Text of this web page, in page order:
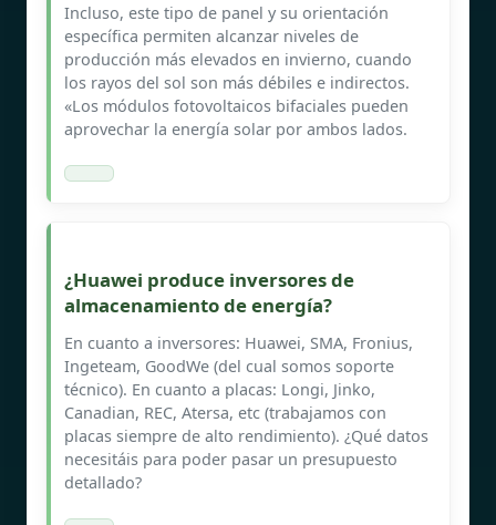
Incluso, este tipo de panel y su orientación
específica permiten alcanzar niveles de
producción más elevados en invierno, cuando
los rayos del sol son más débiles e indirectos.
«Los módulos fotovoltaicos bifaciales pueden
aprovechar la energía solar por ambos lados.
¿Huawei produce inversores de
almacenamiento de energía?
En cuanto a inversores: Huawei, SMA, Fronius,
Ingeteam, GoodWe (del cual somos soporte
técnico). En cuanto a placas: Longi, Jinko,
Canadian, REC, Atersa, etc (trabajamos con
placas siempre de alto rendimiento). ¿Qué datos
necesitáis para poder pasar un presupuesto
detallado?